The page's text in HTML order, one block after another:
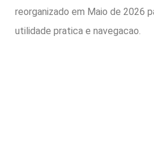
reorganizado em Maio de 2026
utilidade pratica e navegacao.